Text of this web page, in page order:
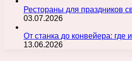
Рестораны для праздников
03.07.2026
От станка до конвейера:
13.06.2026